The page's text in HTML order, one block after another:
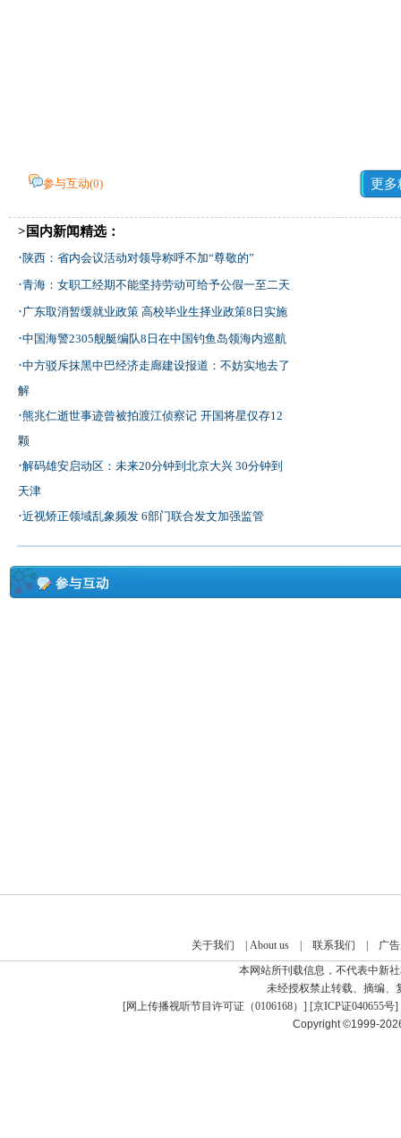
参与互动(0) 更多
>国内新闻精选：
·陕西：省内会议活动对领导称呼不加“尊敬的”
·青海：女职工经期不能坚持劳动可给予公假一至二天
·广东取消暂缓就业政策 高校毕业生择业政策8日实施
·中国海警2305舰艇编队8日在中国钓鱼岛领海内巡航
·中方驳斥抹黑中巴经济走廊建设报道：不妨实地去了
解
·熊兆仁逝世事迹曾被拍渡江侦察记 开国将星仅存12
颗
·解码雄安启动区：未来20分钟到北京大兴 30分钟到
天津
·近视矫正领域乱象频发 6部门联合发文加强监管
关于我们 | About us| 联系我们 |
广
本网站所刊载信息，不代表中新
未经授权禁止转载、摘编、
[网上传播视听节目许可证（0106168） ] [京ICP证040655号]
Copyright ©1999-